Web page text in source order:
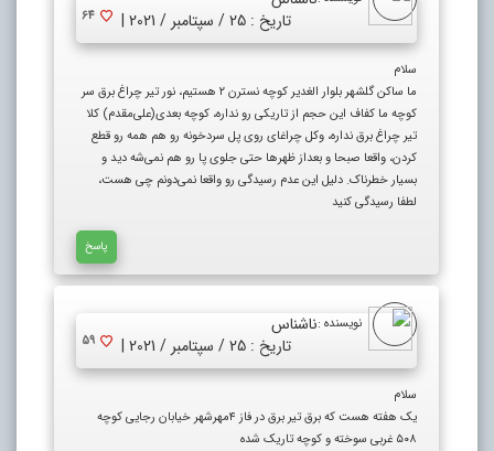
تاریخ : 25 / سپتامبر / 2021 |
64
سلام
ما ساکن گلشهر بلوار الغدیر کوچه نسترن ۲ هستیم، نور تیر چراغ برق سر
کوچه ما کفاف این حجم از تاریکی رو نداره، کوچه بعدی(علی‌مقدم) کلا
تیر چراغ برق نداره، و‌کل چراغای روی پل سردخونه رو هم همه رو قطع
کردن، واقعا صبحا و بعداز ظهرها حتی جلوی پا رو هم نمی‌شه دید و
بسیار خطرناک. دلیل این عدم رسیدگی رو واقعا نمی‌دونم چی هست،
لطفا رسیدگی کنید
پاسخ
نویسنده :ناشناس
تاریخ : 25 / سپتامبر / 2021 |
59
سلام
یک هفته هست که برق تیر برق در فاز ۴مهرشهر خیابان رجایی کوچه
۵۰۸ غربی سوخته و کوچه تاریک شده